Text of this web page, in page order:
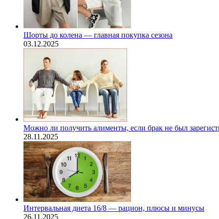
Шорты до колена — главная покупка сезона
03.12.2025
Можно ли получить алименты, если брак не был
28.11.2025
Интервальная диета 16/8 — рацион, плюсы и минусы
26.11.2025